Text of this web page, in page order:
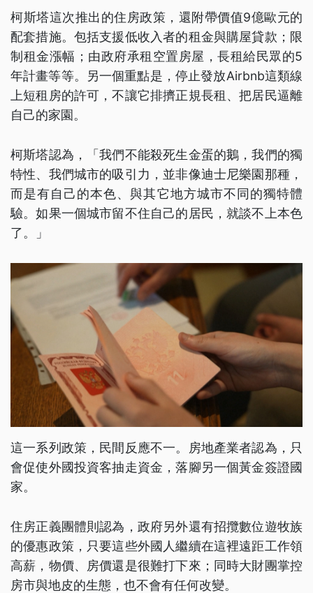
柯斯塔這次推出的住房政策，還附帶價值9億歐元的
配套措施。包括支援低收入者的租金與購屋貸款；限
制租金漲幅；由政府承租空置房屋，長租給民眾的5
年計畫等等。另一個重點是，停止發放Airbnb這類線
上短租房的許可，不讓它排擠正規長租、把居民逼離
自己的家園。
柯斯塔認為，「我們不能殺死生金蛋的鵝，我們的獨
特性、我們城市的吸引力，並非像迪士尼樂園那種，
而是有自己的本色、與其它地方城市不同的獨特體
驗。如果一個城市留不住自己的居民，就談不上本色
了。」
這一系列政策，民間反應不一。房地產業者認為，只
會促使外國投資客抽走資金，落腳另一個黃金簽證國
家。
住房正義團體則認為，政府另外還有招攬數位遊牧族
的優惠政策，只要這些外國人繼續在這裡遠距工作領
高薪，物價、房價還是很難打下來；同時大財團掌控
房市與地皮的生態，也不會有任何改變。